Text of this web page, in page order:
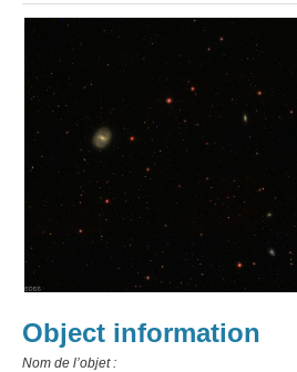
Object information
Nom de l’objet :